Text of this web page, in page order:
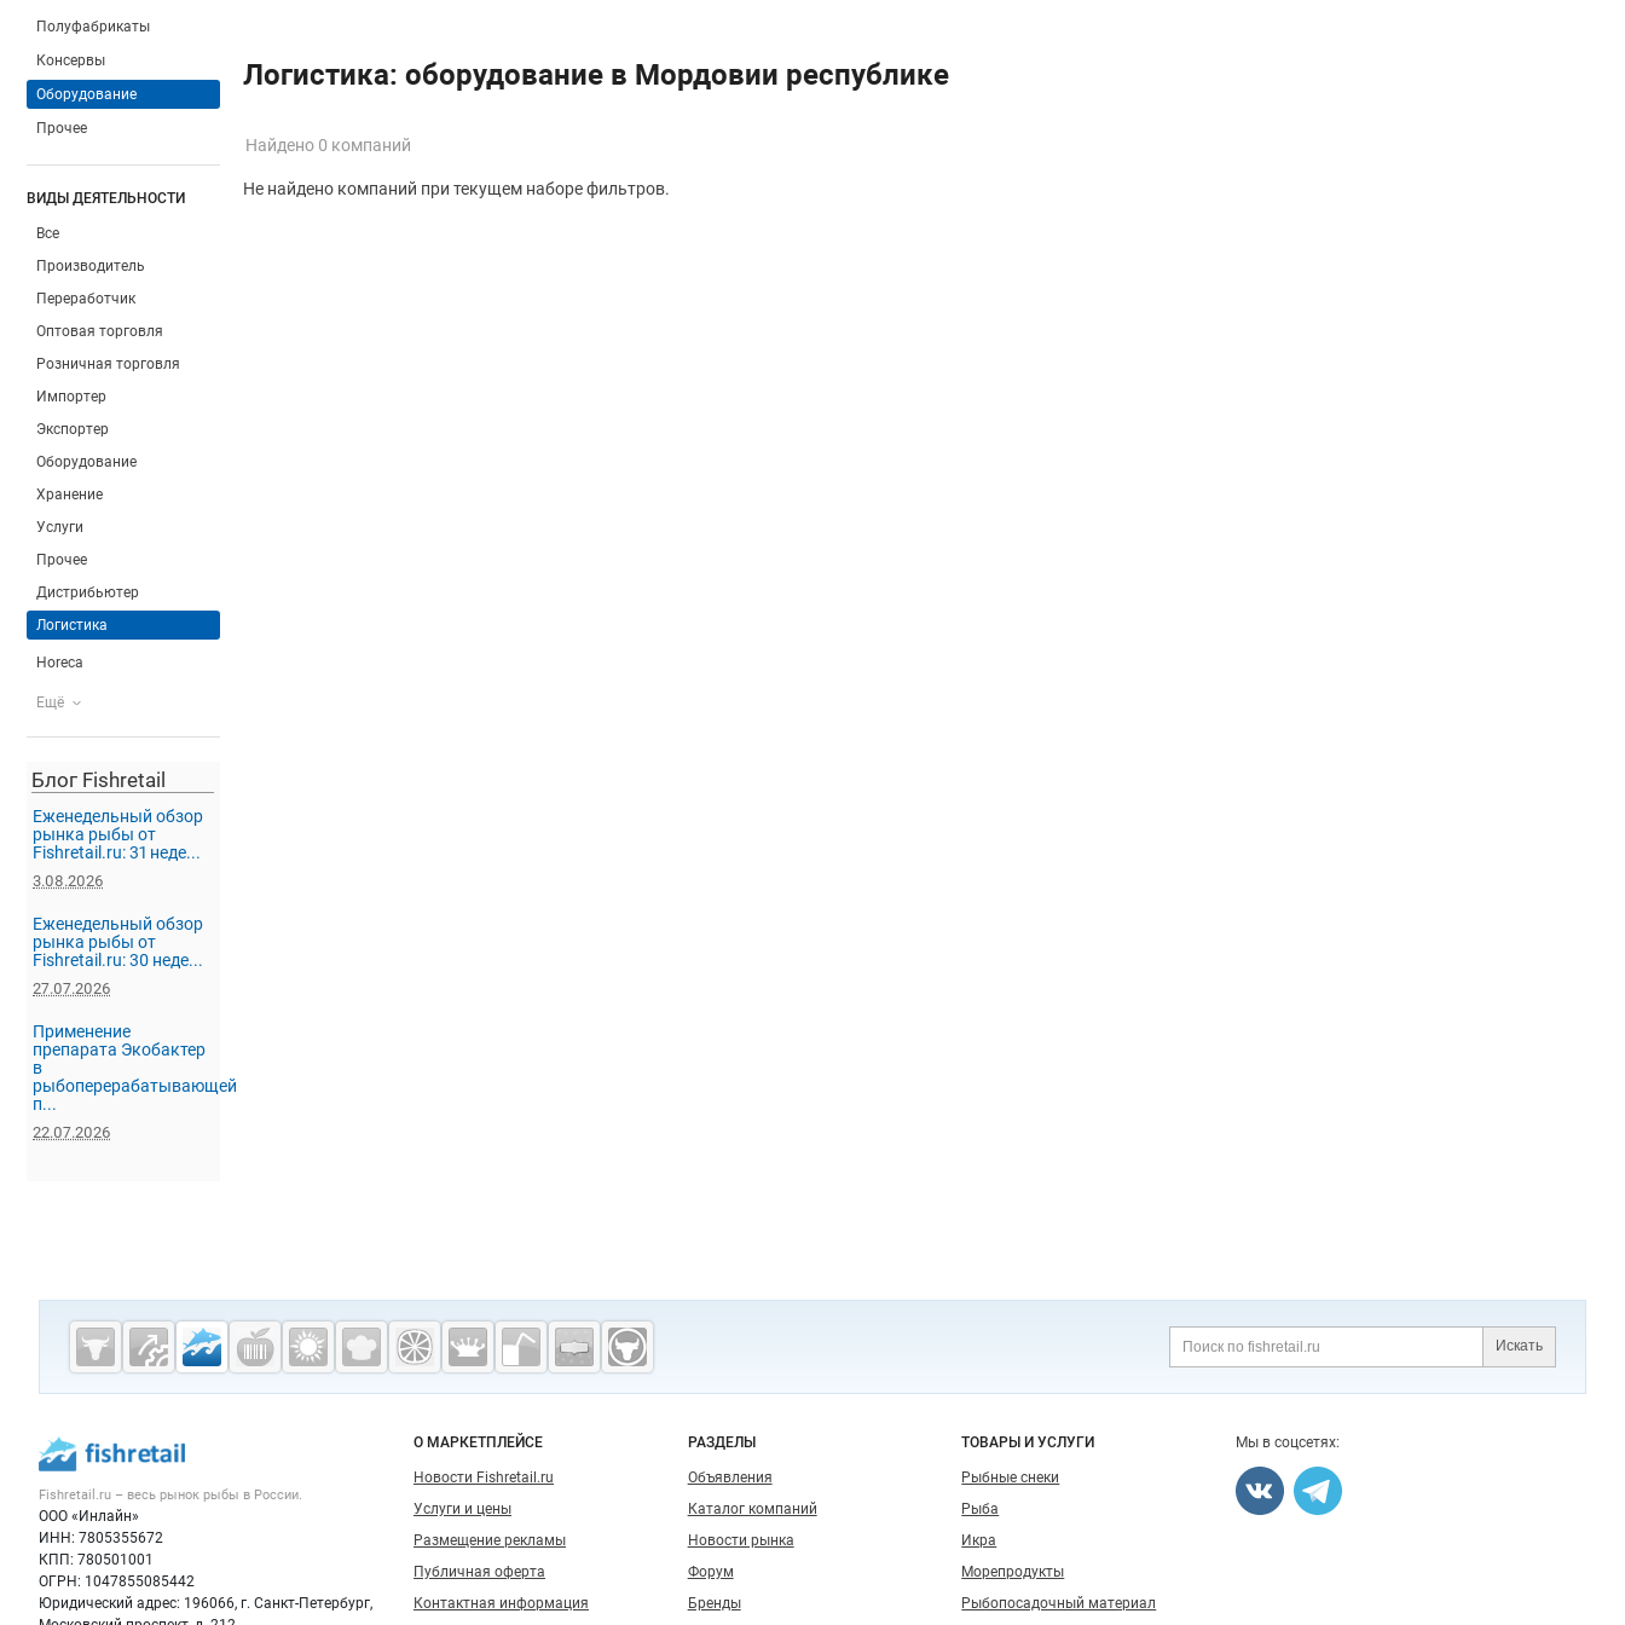
Полуфабрикаты
Консервы
Оборудование
Прочее
ВИДЫ ДЕЯТЕЛЬНОСТИ
Все
Производитель
Переработчик
Оптовая торговля
Розничная торговля
Импортер
Экспортер
Оборудование
Хранение
Услуги
Прочее
Дистрибьютер
Логистика
Horeca
Ещё
Блог Fishretail
Еженедельный обзор
рынка рыбы от
Fishretail.ru: 31 неде...
3.08.2026
Еженедельный обзор
рынка рыбы от
Fishretail.ru: 30 неде...
27.07.2026
Применение
препарата Экобактер
в
рыбоперерабатывающей
п...
22.07.2026
Логистика: оборудование в Мордовии республике
Найдено 0 компаний
Не найдено компаний при текущем наборе фильтров.
Дополнительная информация
Искать
Cсылки на полезные проекты
Fishretail.ru —
рыба,
Важные разделы и контакты
Fishretail.ru – весь рынок рыбы в России.
ООО «Инлайн»
ИНН: 7805355672
КПП: 780501001
ОГРН: 1047855085442
Юридический адрес: 196066, г. Санкт-Петербург,
Навигация по сайту
О МАРКЕТПЛЕЙСЕ
Новости Fishretail.ru
Услуги и цены
Размещение рекламы
Публичная оферта
Контактная информация
РАЗДЕЛЫ
Объявления
Каталог компаний
Новости рынка
Форум
Бренды
ТОВАРЫ И УСЛУГИ
Рыбные снеки
Рыба
Икра
Морепродукты
Рыбопосадочный материал
Мы в соцсетях: